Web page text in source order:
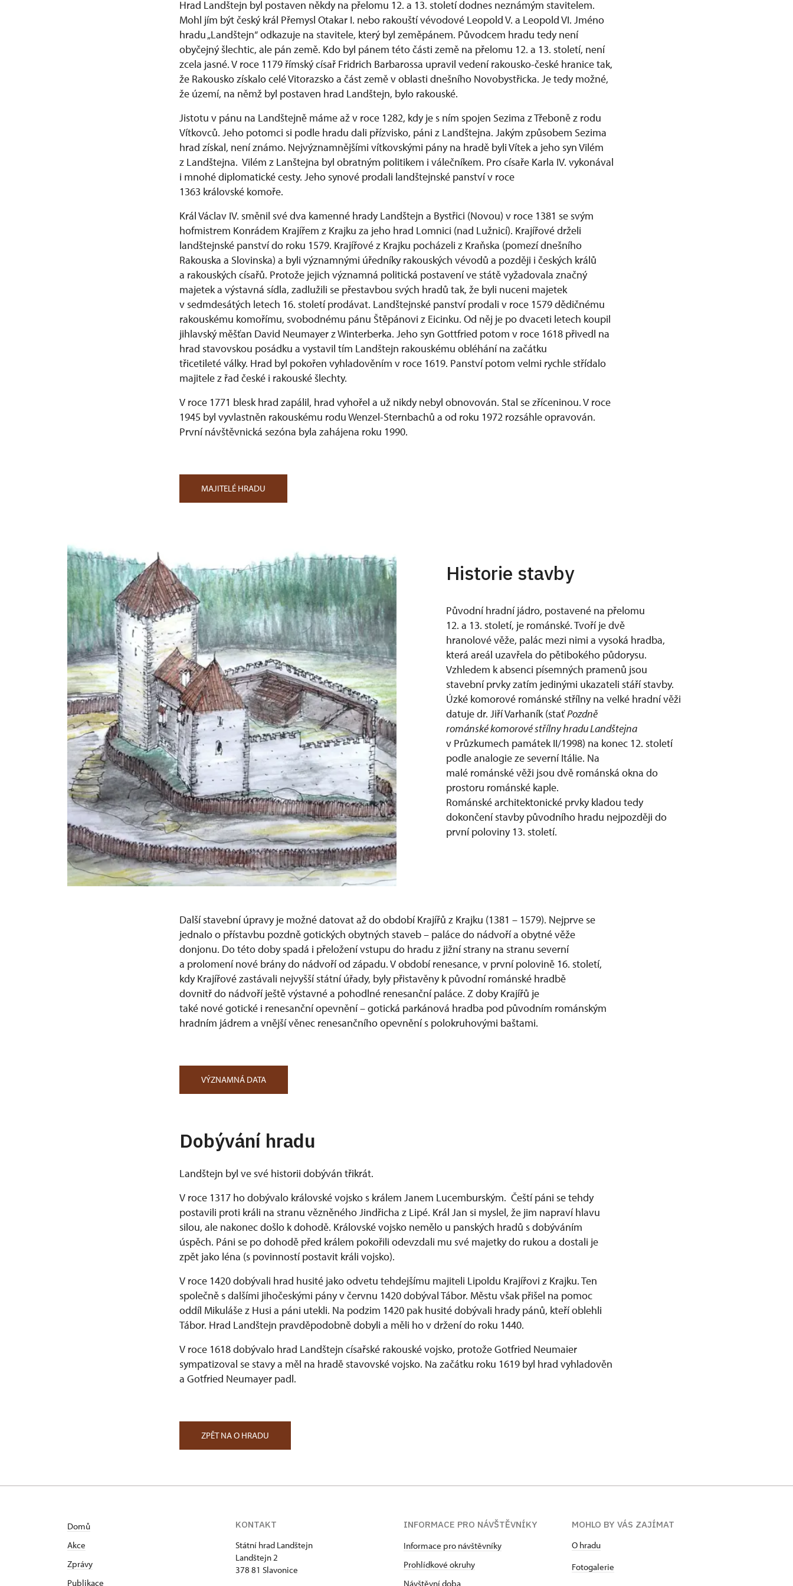
Hrad Landštejn byl postaven někdy na přelomu 12. a 13. století dodnes neznámým stavitelem.
Mohl jím být český král Přemysl Otakar I. nebo rakouští vévodové Leopold V. a Leopold VI. Jméno
hradu „Landštejn“ odkazuje na stavitele, který byl zeměpánem. Původcem hradu tedy není
obyčejný šlechtic, ale pán země. Kdo byl pánem této části země na přelomu 12. a 13. století, není
zcela jasné. V roce 1179 římský císař Fridrich Barbarossa upravil vedení rakousko-české hranice tak,
že Rakousko získalo celé Vitorazsko a část země v oblasti dnešního Novobystřicka. Je tedy možné,
že území, na němž byl postaven hrad Landštejn, bylo rakouské.
Jistotu v pánu na Landštejně máme až v roce 1282, kdy je s ním spojen Sezima z Třeboně z rodu
Vítkovců. Jeho potomci si podle hradu dali přízvisko, páni z Landštejna. Jakým způsobem Sezima
hrad získal, není známo. Nejvýznamnějšími vítkovskými pány na hradě byli Vítek a jeho syn Vilém
z Landštejna. Vilém z Lanštejna byl obratným politikem i válečníkem. Pro císaře Karla IV. vykonával
i mnohé diplomatické cesty. Jeho synové prodali landštejnské panství v roce
1363 královské komoře.
Král Václav IV. směnil své dva kamenné hrady Landštejn a Bystřici (Novou) v roce 1381 se svým
hofmistrem Konrádem Krajířem z Krajku za jeho hrad Lomnici (nad Lužnicí). Krajířové drželi
landštejnské panství do roku 1579. Krajířové z Krajku pocházeli z Kraňska (pomezí dnešního
Rakouska a Slovinska) a byli významnými úředníky rakouských vévodů a později i českých králů
a rakouských císařů. Protože jejich významná politická postavení ve státě vyžadovala značný
majetek a výstavná sídla, zadlužili se přestavbou svých hradů tak, že byli nuceni majetek
v sedmdesátých letech 16. století prodávat. Landštejnské panství prodali v roce 1579 dědičnému
rakouskému komořímu, svobodnému pánu Štěpánovi z Eicinku. Od něj je po dvaceti letech koupil
jihlavský měšťan David Neumayer z Winterberka. Jeho syn Gottfried potom v roce 1618 přivedl na
hrad stavovskou posádku a vystavil tím Landštejn rakouskému obléhání na začátku
třicetileté války. Hrad byl pokořen vyhladověním v roce 1619. Panství potom velmi rychle střídalo
majitele z řad české i rakouské šlechty.
V roce 1771 blesk hrad zapálil, hrad vyhořel a už nikdy nebyl obnovován. Stal se zříceninou. V roce
1945 byl vyvlastněn rakouskému rodu Wenzel-Sternbachů a od roku 1972 rozsáhle opravován.
První návštěvnická sezóna byla zahájena roku 1990.
MAJITELÉ HRADU
Historie stavby
Původní hradní jádro, postavené na přelomu
12. a 13. století, je románské. Tvoří je dvě
hranolové věže, palác mezi nimi a vysoká hradba,
která areál uzavřela do pětibokého půdorysu.
Vzhledem k absenci písemných pramenů jsou
stavební prvky zatím jedinými ukazateli stáří stavby.
Úzké komorové románské střílny na velké hradní věži
datuje dr. Jiří Varhaník (staťPozdně
románské komorové střílny hradu Landštejna
v Průzkumech památek II/1998) na konec 12. století
podle analogie ze severní Itálie. Na
malé románské věži jsou dvě románská okna do
prostoru románské kaple.
Románské architektonické prvky kladou tedy
dokončení stavby původního hradu nejpozději do
první poloviny 13. století.
Další stavební úpravy je možné datovat až do období Krajířů z Krajku (1381 – 1579). Nejprve se
jednalo o přístavbu pozdně gotických obytných staveb – paláce do nádvoří a obytné věže
donjonu. Do této doby spadá i přeložení vstupu do hradu z jižní strany na stranu severní
a prolomení nové brány do nádvoří od západu. V období renesance, v první polovině 16. století,
kdy Krajířové zastávali nejvyšší státní úřady, byly přistavěny k původní románské hradbě
dovnitř do nádvoří ještě výstavné a pohodlné renesanční paláce. Z doby Krajířů je
také nové gotické i renesanční opevnění – gotická parkánová hradba pod původním románským
hradním jádrem a vnější věnec renesančního opevnění s polokruhovými baštami.
VÝZNAMNÁ DATA
Dobývání hradu
Landštejn byl ve své historii dobýván třikrát.
V roce 1317 ho dobývalo královské vojsko s králem Janem Lucemburským. Čeští páni se tehdy
postavili proti králi na stranu vězněného Jindřicha z Lipé. Král Jan si myslel, že jim napraví hlavu
silou, ale nakonec došlo k dohodě. Královské vojsko nemělo u panských hradů s dobýváním
úspěch. Páni se po dohodě před králem pokořili odevzdali mu své majetky do rukou a dostali je
zpět jako léna (s povinností postavit králi vojsko).
V roce 1420 dobývali hrad husité jako odvetu tehdejšímu majiteli Lipoldu Krajířovi z Krajku. Ten
společně s dalšími jihočeskými pány v červnu 1420 dobýval Tábor. Městu však přišel na pomoc
oddíl Mikuláše z Husi a páni utekli. Na podzim 1420 pak husité dobývali hrady pánů, kteří oblehli
Tábor. Hrad Landštejn pravděpodobně dobyli a měli ho v držení do roku 1440.
V roce 1618 dobývalo hrad Landštejn císařské rakouské vojsko, protože Gotfried Neumaier
sympatizoval se stavy a měl na hradě stavovské vojsko. Na začátku roku 1619 byl hrad vyhladověn
a Gotfried Neumayer padl.
ZPĚT NA O HRADU
Domů
Akce
Zprávy
Publikace
KONTAKT
Státní hrad Landštejn
Landštejn 2
378 81 Slavonice
INFORMACE PRO NÁVŠTĚVNÍKY
Informace pro návštěvníky
Prohlídkové okruhy
Návštěvní doba
MOHLO BY VÁS ZAJÍMAT
O hradu
Fotogalerie